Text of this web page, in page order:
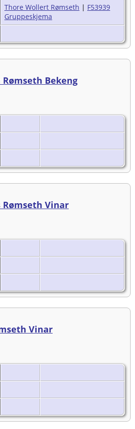
Thore Wollert Rømseth | F53939
Gruppeskjema
Rømseth Bekeng
Rømseth Vinar
Vinar